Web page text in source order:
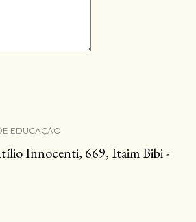
EDUCAÇÃO
Innocenti, 669, Itaim Bibi -